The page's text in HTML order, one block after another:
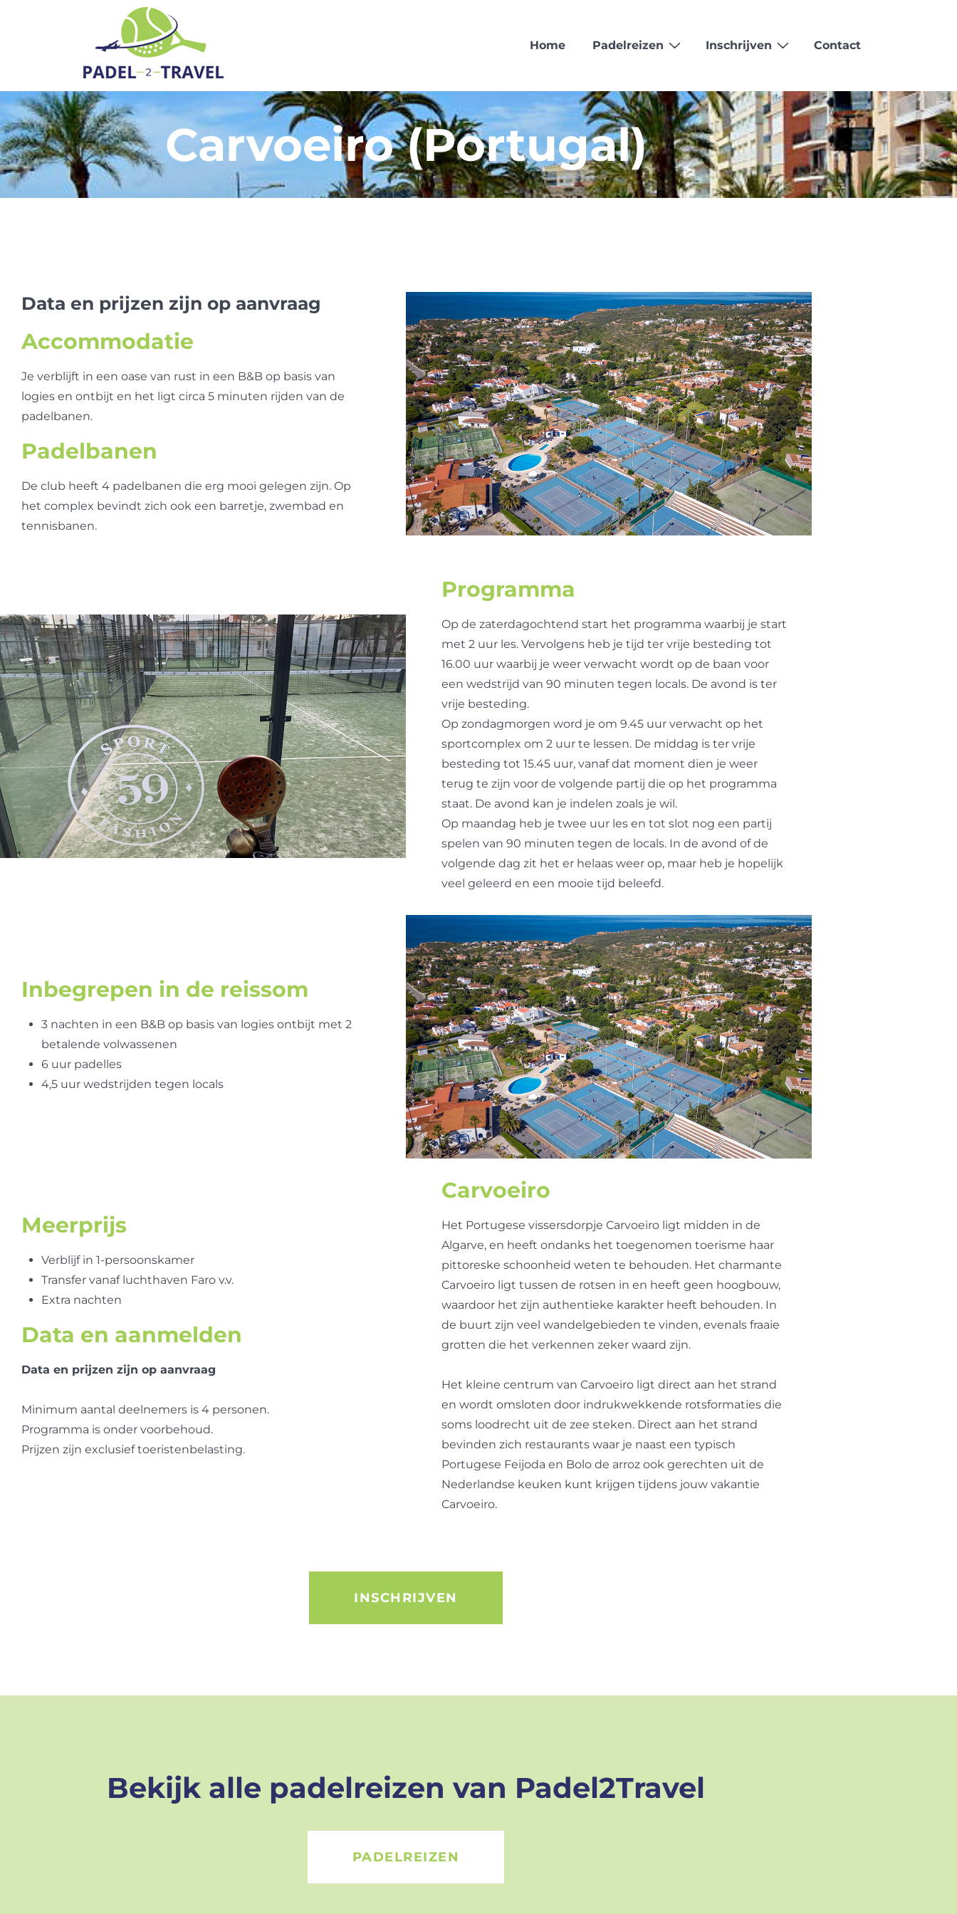
Home Padelreizen Inschrijven Contact
Carvoeiro (Portugal)
Data en prijzen zijn op aanvraag
Accommodatie
Je verblijft in een oase van rust in een B&B op basis van
logies en ontbijt en het ligt circa 5 minuten rijden van de
padelbanen.
Padelbanen
De club heeft 4 padelbanen die erg mooi gelegen zijn. Op
het complex bevindt zich ook een barretje, zwembad en
tennisbanen.
Programma
Op de zaterdagochtend start het programma waarbij je start
met 2 uur les. Vervolgens heb je tijd ter vrije besteding tot
16.00 uur waarbij je weer verwacht wordt op de baan voor
een wedstrijd van 90 minuten tegen locals. De avond is ter
vrije besteding.
Op zondagmorgen word je om 9.45 uur verwacht op het
sportcomplex om 2 uur te lessen. De middag is ter vrije
besteding tot 15.45 uur, vanaf dat moment dien je weer
terug te zijn voor de volgende partij die op het programma
staat. De avond kan je indelen zoals je wil.
Op maandag heb je twee uur les en tot slot nog een partij
spelen van 90 minuten tegen de locals. In de avond of de
volgende dag zit het er helaas weer op, maar heb je hopelijk
veel geleerd en een mooie tijd beleefd.
Inbegrepen in de reissom
3 nachten in een B&B op basis van logies ontbijt met 2
betalende volwassenen
6 uur padelles
4,5 uur wedstrijden tegen locals
Meerprijs
Verblijf in 1-persoonskamer
Transfer vanaf luchthaven Faro v.v.
Extra nachten
Data en aanmelden
Data en prijzen zijn op aanvraag
Minimum aantal deelnemers is 4 personen.
Programma is onder voorbehoud.
Prijzen zijn exclusief toeristenbelasting.
Carvoeiro
Het Portugese vissersdorpje Carvoeiro ligt midden in de
Algarve, en heeft ondanks het toegenomen toerisme haar
pittoreske schoonheid weten te behouden. Het charmante
Carvoeiro ligt tussen de rotsen in en heeft geen hoogbouw,
waardoor het zijn authentieke karakter heeft behouden. In
de buurt zijn veel wandelgebieden te vinden, evenals fraaie
grotten die het verkennen zeker waard zijn.
Het kleine centrum van Carvoeiro ligt direct aan het strand
en wordt omsloten door indrukwekkende rotsformaties die
soms loodrecht uit de zee steken. Direct aan het strand
bevinden zich restaurants waar je naast een typisch
Portugese Feijoda en Bolo de arroz ook gerechten uit de
Nederlandse keuken kunt krijgen tijdens jouw vakantie
Carvoeiro.
INSCHRIJVEN
Bekijk alle padelreizen van Padel2Travel
PADELREIZEN